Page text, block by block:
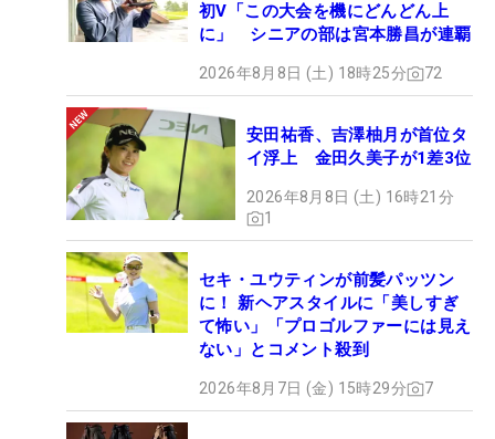
初V「この大会を機にどんどん上
に」 シニアの部は宮本勝昌が連覇
2026年8月8日 (土) 18時25分 72
安田祐香、吉澤柚月が首位タ
イ浮上 金田久美子が1差3位
2026年8月8日 (土) 16時21分
1
セキ・ユウティンが前髪パッツン
に！ 新ヘアスタイルに「美しすぎ
て怖い」「プロゴルファーには見え
ない」とコメント殺到
2026年8月7日 (金) 15時29分 7